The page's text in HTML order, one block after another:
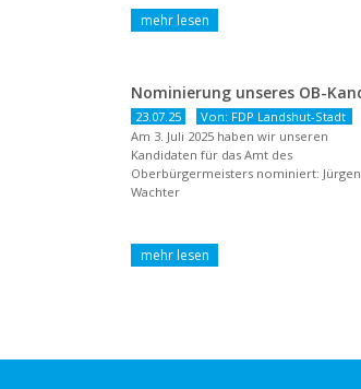
23.07.25
Von: FDP Landshut-Stadt
Am 3. Juli 2025 haben wir unseren
Kandidaten für das Amt des
Oberbürgermeisters nominiert: Jürgen
Wachter